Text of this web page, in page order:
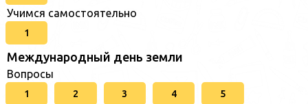
Учимся самостоятельно
1
Международный день земли
Вопросы
1 2 3 4 5